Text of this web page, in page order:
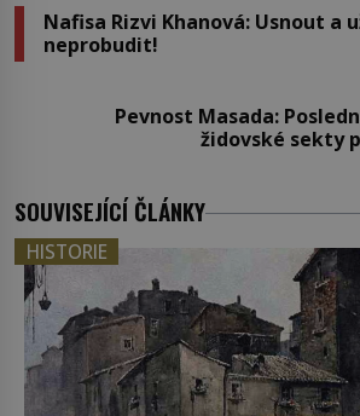
Nafisa Rizvi Khanová: Usnout a
neprobudit!
Pevnost Masada:
židovské sekty
SOUVISEJÍCÍ ČLÁNKY
HISTORIE